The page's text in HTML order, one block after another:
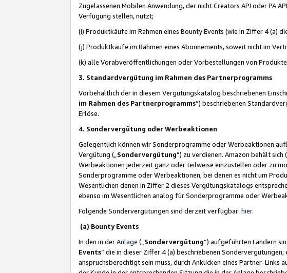
Zugelassenen Mobilen Anwendung, der nicht Creators API oder PA
Verfügung stellen, nutzt;
(i) Produktkäufe im Rahmen eines Bounty Events (wie in Ziffer 4 (a)
(j) Produktkäufe im Rahmen eines Abonnements, soweit nicht im
(k) alle Vorabveröffentlichungen oder Vorbestellungen von
3. Standardvergütung im Rahmen des Partnerprogramms
Vorbehaltlich der in diesem Vergütungskatalog beschriebenen
im Rahmen des Partnerprogramms“) beschriebenen
Erlöse.
4. Sondervergütung oder Werbeaktionen
Gelegentlich können wir Sonderprogramme oder Werbeaktionen
Vergütung („ Sondervergütung”) zu verdienen. Amazon behält
Werbeaktionen jederzeit ganz oder teilweise einzustellen oder zu
Sonderprogramme oder Werbeaktionen, bei denen es nicht um
Wesentlichen denen in Ziffer 2 dieses Vergütungskatalogs
ebenso im Wesentlichen analog für Sonderprogramme oder
Folgende Sondervergütungen sind derzeit verfügbar: hier.
(a) Bounty Events
In den in derAnlage („ Sondervergütung“) aufgeführten Ländern
Events“ die in dieser Ziffer 4 (a) beschriebenen
anspruchsberechtigt sein muss, durch Anklicken eines Partner-